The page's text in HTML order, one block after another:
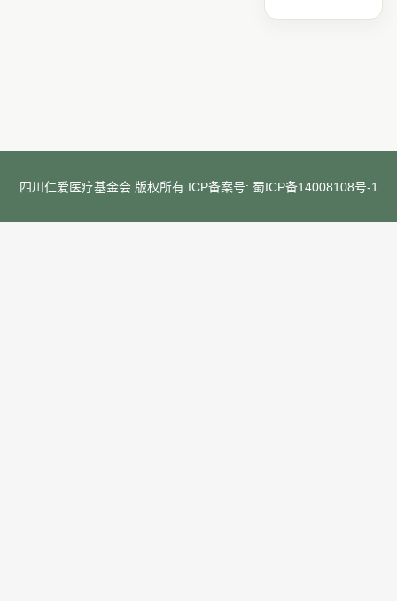
四川仁爱医疗基金会 版权所有 ICP备案号: 蜀ICP备14008108号-1